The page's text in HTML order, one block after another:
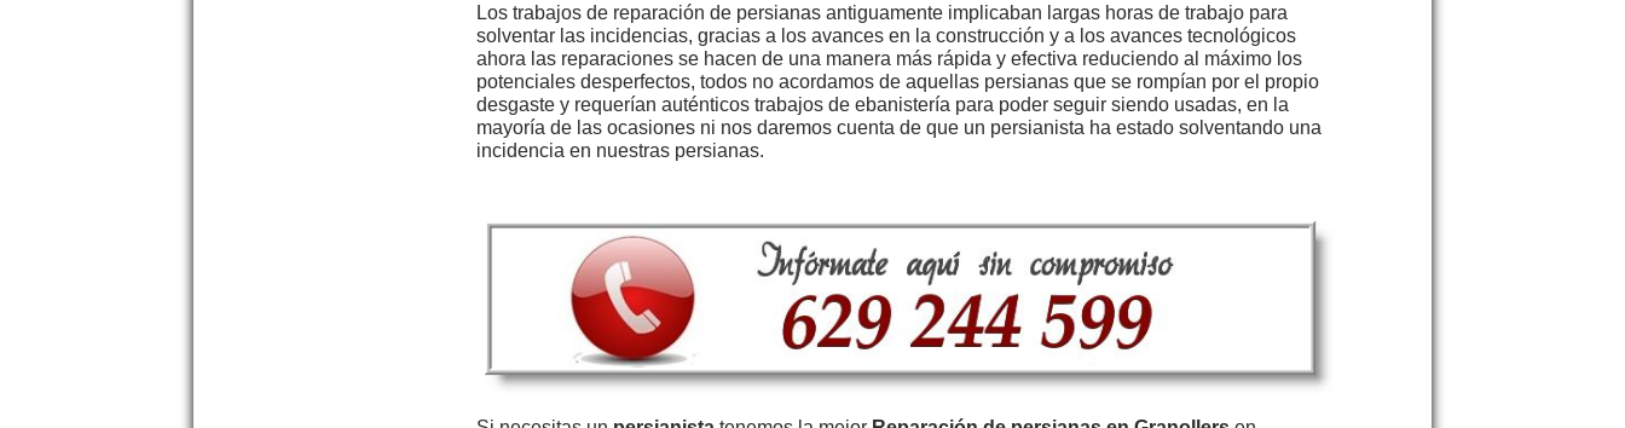
Los trabajos de reparación de persianas antiguamente implicaban largas horas de trabajo para
solventar las incidencias, gracias a los avances en la construcción y a los avances tecnológicos
ahora las reparaciones se hacen de una manera más rápida y efectiva reduciendo al máximo los
potenciales desperfectos, todos no acordamos de aquellas persianas que se rompían por el propio
desgaste y requerían auténticos trabajos de ebanistería para poder seguir siendo usadas, en la
mayoría de las ocasiones ni nos daremos cuenta de que un persianista ha estado solventando una
incidencia en nuestras persianas.